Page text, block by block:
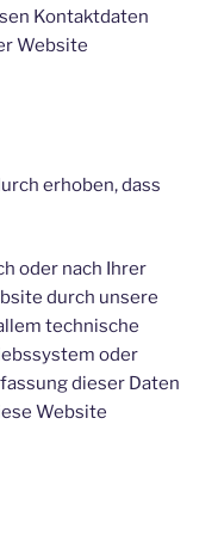
Kontaktdaten
Website
erhoben, dass
oder nach Ihrer
durch unsere
technische
oder
dieser Daten
Website